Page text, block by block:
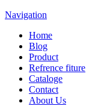
Navigation
Home
Blog
Product
Refrence fiture
Cataloge
Contact
About Us